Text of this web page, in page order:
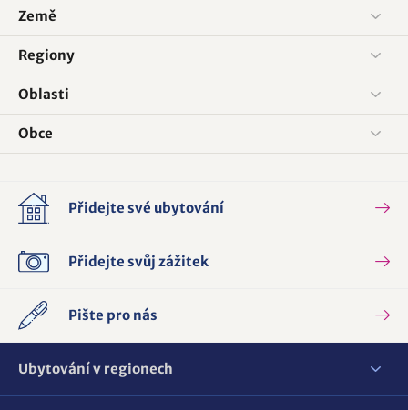
Země
Regiony
Oblasti
Obce
Přidejte své ubytování
Přidejte svůj zážitek
Pište pro nás
Ubytování v regionech